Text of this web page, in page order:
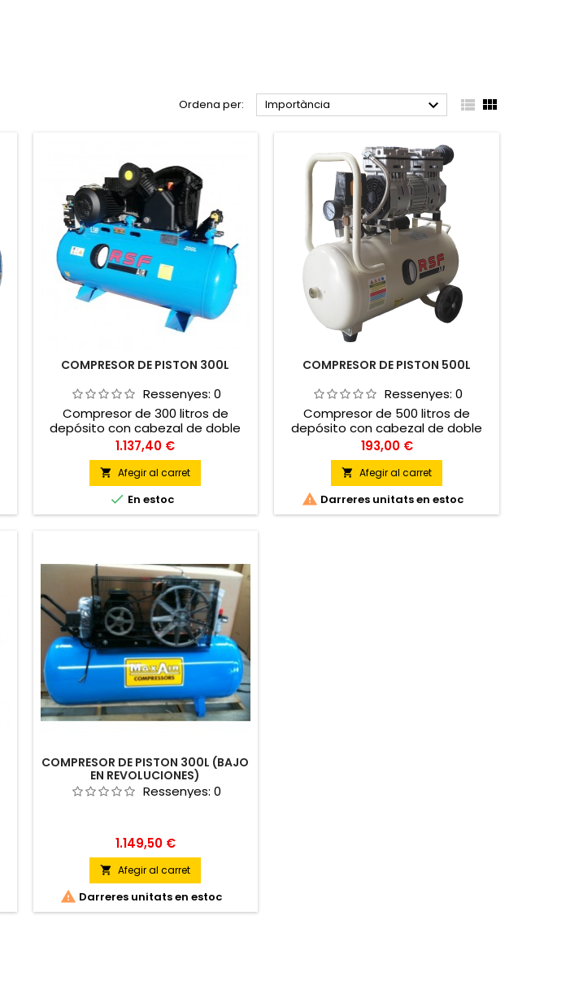
Ordena per: Importància   
COMPRESOR DE PISTON 300L
Ressenyes: 0
Compresor de 300 litros de
depósito con cabezal de doble
etapa y cilindro de hierro fundido.
Preu
1.137,40 €
 Afegir al carret
 En estoc
COMPRESOR DE PISTON 500L
Ressenyes: 0
Compresor de 500 litros de
depósito con cabezal de doble
etapa y cilindro de hierro fundido.
Preu
193,00 €
 Afegir al carret
 Darreres unitats en estoc
COMPRESOR DE PISTON 300L (BAJO
EN REVOLUCIONES)
Ressenyes: 0
Preu
1.149,50 €
 Afegir al carret
 Darreres unitats en estoc